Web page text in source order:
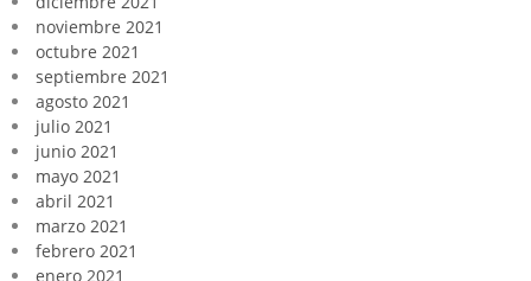
noviembre 2021
octubre 2021
septiembre 2021
agosto 2021
julio 2021
junio 2021
mayo 2021
abril 2021
marzo 2021
febrero 2021
enero 2021